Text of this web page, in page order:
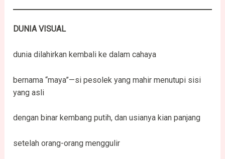
DUNIA VISUAL
dunia dilahirkan kembali ke dalam cahaya
bernama “maya”—si pesolek yang mahir menutupi sisi
yang asli
dengan binar kembang putih, dan usianya kian panjang
setelah orang-orang menggulir